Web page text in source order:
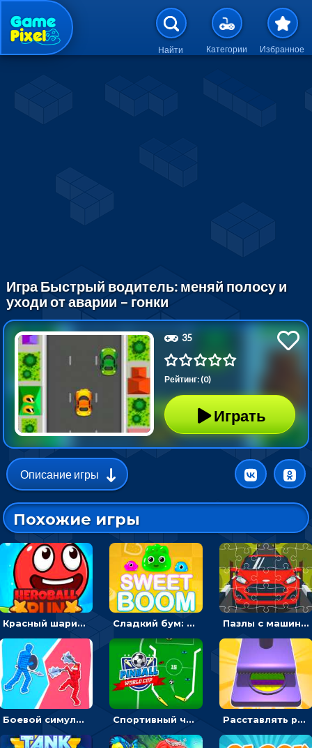
Перейти к основному
Найти Категории Избранное
Игра Быстрый водитель: меняй полосу и
уходи от аварии – гонки
35
Рейтинг: (0)
Играть
Описание игры
Похожие игры
Красный шарик-герой в бегах: прыгать, чтобы избегать препятствий Сладкий бум: тапнуть, чтобы взорвать желейки - головоломка Пазлы с машинами Форд: собирать картинки и открывать новые
Боевой симулятор 3D: повтори позу рыцаря и победи врага Спортивный чемпионат по пейнтболу: ударять по ракеткам, чтобы забивать футбольный мяч в ворота Расставлять резиновые кубики, чтобы делать поп-ит - гиперказуальные